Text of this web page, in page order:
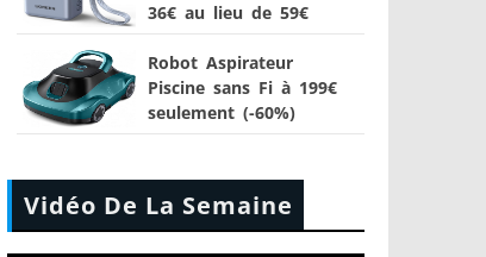
36€ au lieu de 59€
Robot Aspirateur
Piscine sans Fi à 199€
seulement (-60%)
Vidéo De La Semaine